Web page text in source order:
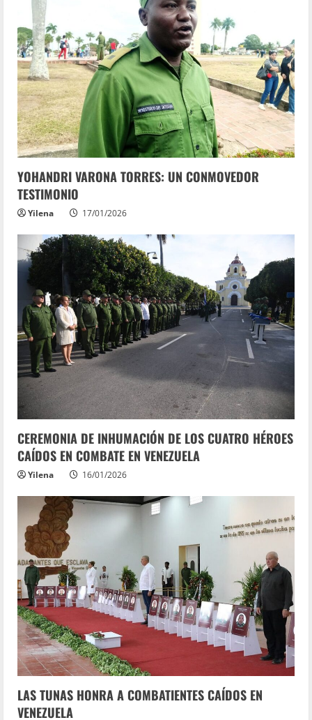
YOHANDRI VARONA TORRES: UN CONMOVEDOR
TESTIMONIO
Yilena 17/01/2026
CEREMONIA DE INHUMACIÓN DE LOS CUATRO HÉROES
CAÍDOS EN COMBATE EN VENEZUELA
Yilena 16/01/2026
LAS TUNAS HONRA A COMBATIENTES CAÍDOS EN
VENEZUELA